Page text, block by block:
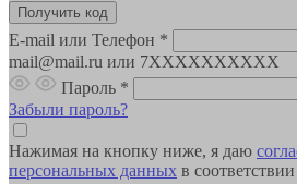
E-mail или Телефон *
mail@mail.ru или 7XXXXXXXXXX
Пароль *
Забыли пароль?
Нажимая на кнопку ниже, я даю
персональных данных в